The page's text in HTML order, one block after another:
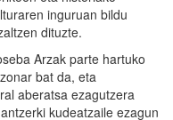
inguruan bildu
dituzte.
Arzak parte hartuko
bat da, eta
aberatsa ezagutzera
kudeatzaile ezagun